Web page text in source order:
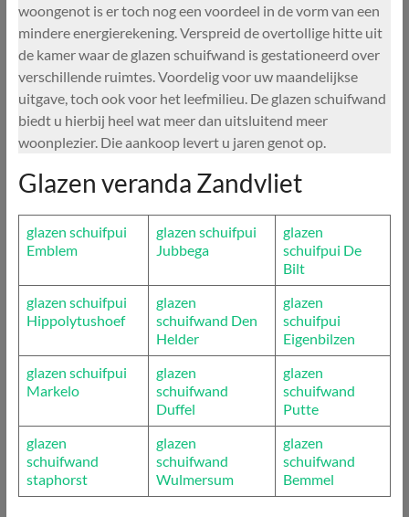
woongenot is er toch nog een voordeel in de vorm van een
mindere energierekening. Verspreid de overtollige hitte uit
de kamer waar de glazen schuifwand is gestationeerd over
verschillende ruimtes. Voordelig voor uw maandelijkse
uitgave, toch ook voor het leefmilieu. De glazen schuifwand
biedt u hierbij heel wat meer dan uitsluitend meer
woonplezier. Die aankoop levert u jaren genot op.
Glazen veranda Zandvliet
glazen schuifpui
Emblem
glazen schuifpui
Jubbega
glazen
schuifpui De
Bilt
glazen schuifpui
Hippolytushoef
glazen
schuifwand Den
Helder
glazen
schuifpui
Eigenbilzen
glazen schuifpui
Markelo
glazen
schuifwand
Duffel
glazen
schuifwand
Putte
glazen
schuifwand
staphorst
glazen
schuifwand
Wulmersum
glazen
schuifwand
Bemmel